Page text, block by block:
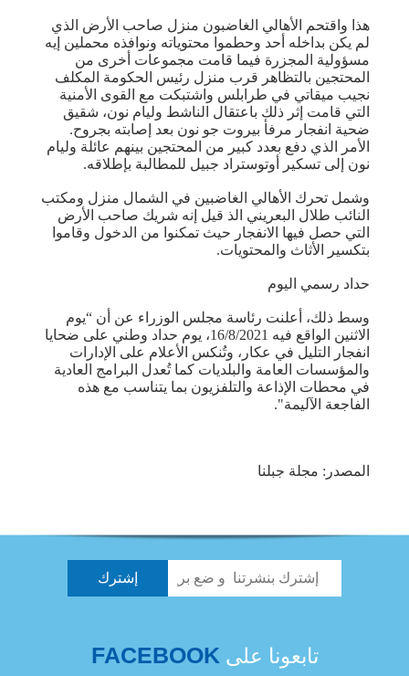
هذا واقتحم الأهالي الغاضبون منزل صاحب الأرض الذي
لم يكن بداخله أحد وحطموا محتوياته ونوافذه محملين إيه
مسؤولية المجزرة فيما قامت مجموعات أخرى من
المحتجين بالتظاهر قرب منزل رئيس الحكومة المكلف
نجيب ميقاتي في طرابلس واشتبكت مع القوى الأمنية
التي قامت إثر ذلك باعتقال الناشط وليام نون، شقيق
ضحية انفجار مرفأ بيروت جو نون بعد إصابته بجروح.
الأمر الذي دفع بعدد كبير من المحتجين بينهم عائلة وليام
نون إلى تسكير أوتوستراد جبيل للمطالبة بإطلاقه.
وشمل تحرك الأهالي الغاضبين في الشمال منزل ومكتب
النائب طلال البعريني الذ قيل إنه شريك صاحب الأرض
التي حصل فيها الانفجار حيث تمكنوا من الدخول وقاموا
بتكسير الأثاث والمحتويات.
حداد رسمي اليوم
وسط ذلك، أعلنت رئاسة مجلس الوزراء عن أن “يوم
الاثنين الواقع فيه 16/8/2021، يوم حداد وطني على ضحايا
انفجار التليل في عكار، وتُنكس الأعلام على الإدارات
والمؤسسات العامة والبلديات كما تُعدل البرامج العادية
في محطات الإذاعة والتلفزيون بما يتناسب مع هذه
الفاجعة الآليمة".
المصدر: مجلة جبلنا
تابعونا على FACEBOOK